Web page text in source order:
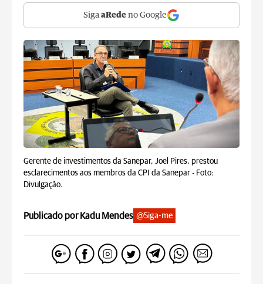
Siga aRede no Google
Gerente de investimentos da Sanepar, Joel Pires, prestou
esclarecimentos aos membros da CPI da Sanepar - Foto:
Divulgação.
Publicado por Kadu Mendes @Siga-me